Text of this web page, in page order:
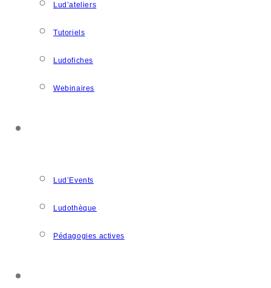
Lud’ateliers
Tutoriels
Ludofiches
Webinaires
Lud’Events
Ludothèque
Pédagogies actives